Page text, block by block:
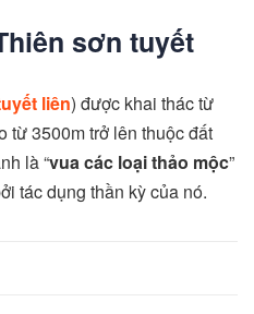
sơn tuyết
liên) được khai thác từ
từ 3500m trở lên thuộc đất
là “vua các loại thảo mộc”
tác dụng thần kỳ của nó.